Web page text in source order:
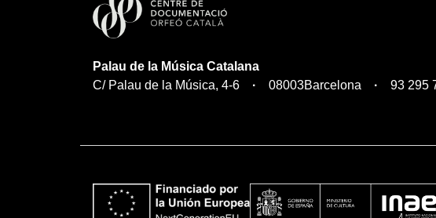
Palau de la Música Catalana
C/ Palau de la Música, 4-6
08003Barcelona 93 295